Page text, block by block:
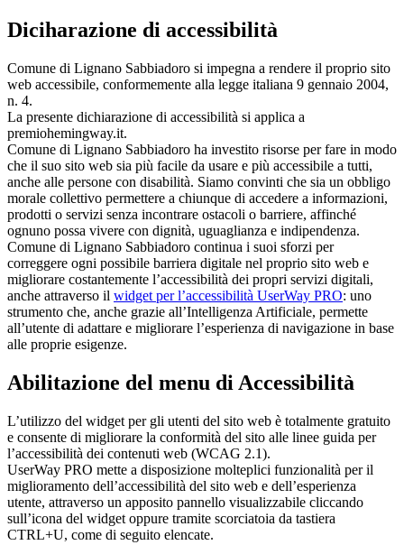
Diciharazione di accessibilità
Comune di Lignano Sabbiadoro si impegna a rendere il proprio sito
web accessibile, conformemente alla legge italiana 9 gennaio 2004,
n. 4.
La presente dichiarazione di accessibilità si applica a
premiohemingway.it.
Comune di Lignano Sabbiadoro ha investito risorse per fare in modo
che il suo sito web sia più facile da usare e più accessibile a tutti,
anche alle persone con disabilità. Siamo convinti che sia un obbligo
morale collettivo permettere a chiunque di accedere a informazioni,
prodotti o servizi senza incontrare ostacoli o barriere, affinché
ognuno possa vivere con dignità, uguaglianza e indipendenza.
Comune di Lignano Sabbiadoro continua i suoi sforzi per
correggere ogni possibile barriera digitale nel proprio sito web e
migliorare costantemente l’accessibilità dei propri servizi digitali,
anche attraverso il widget per l’accessibilità UserWay PRO: uno
strumento che, anche grazie all’Intelligenza Artificiale, permette
all’utente di adattare e migliorare l’esperienza di navigazione in base
alle proprie esigenze.
Abilitazione del menu di Accessibilità
L’utilizzo del widget per gli utenti del sito web è totalmente gratuito
e consente di migliorare la conformità del sito alle linee guida per
l’accessibilità dei contenuti web (WCAG 2.1).
UserWay PRO mette a disposizione molteplici funzionalità per il
miglioramento dell’accessibilità del sito web e dell’esperienza
utente, attraverso un apposito pannello visualizzabile cliccando
sull’icona del widget oppure tramite scorciatoia da tastiera
CTRL+U, come di seguito elencate.